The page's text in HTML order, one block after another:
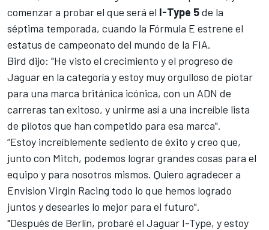
comenzar a probar el que será el I-Type 5de la
séptima temporada, cuando la Fórmula E estrene el
estatus de campeonato del mundo de la FIA.
Bird dijo: "He visto el crecimiento y el progreso de
Jaguar en la categoría y estoy muy orgulloso de piotar
para una marca británica icónica, con un ADN de
carreras tan exitoso, y unirme así a una increíble lista
de pilotos que han competido para esa marca".
“Estoy increíblemente sediento de éxito y creo que,
junto con Mitch, podemos lograr grandes cosas para el
equipo y para nosotros mismos. Quiero agradecer a
Envision Virgin Racing todo lo que hemos logrado
juntos y desearles lo mejor para el futuro".
"Después de Berlín, probaré el Jaguar I-Type, y estoy